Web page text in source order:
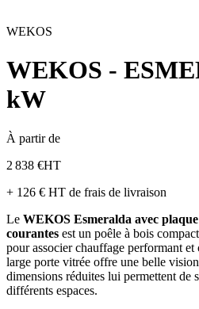
WEKOS
WEKOS -
kW
À partir de
2 838 €HT
+ 126 € HT de frais de livraison
Le WEKOS Esmeralda avec
courantes est un poêle à bois
pour associer chauffage performant et
large porte vitrée offre une belle
dimensions réduites lui permettent de
différents espaces.